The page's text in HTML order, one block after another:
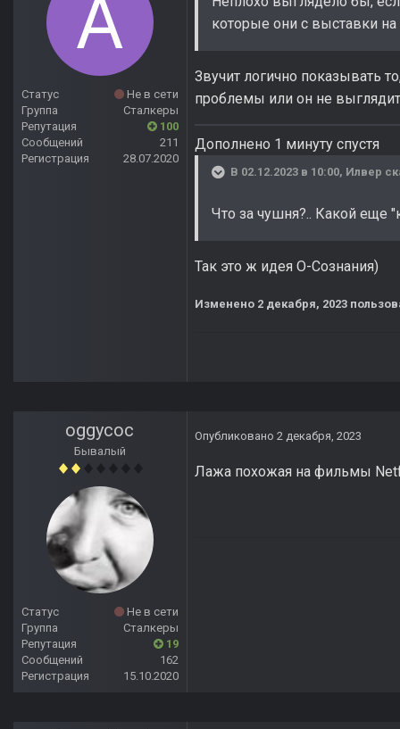
Статус
Не в сети
Группа
Сталкеры
Репутация
100
Сообщений
211
Регистрация
28.07.2020
которые они с выставки
Звучит логично показывать
проблемы или он не
Дополнено 1 минуту спустя
В 02.12.2023 в 10:00, Илвер
Что за чушня?.. Какой еще
Так это ж идея О-Сознания)
Изменено 2 декабря, 2023
oggycoc
Бывалый
Статус
Не в сети
Группа
Сталкеры
Репутация
19
Сообщений
162
Регистрация
15.10.2020
Опубликовано 2 декабря, 2023
Лажа похожая на фильмы